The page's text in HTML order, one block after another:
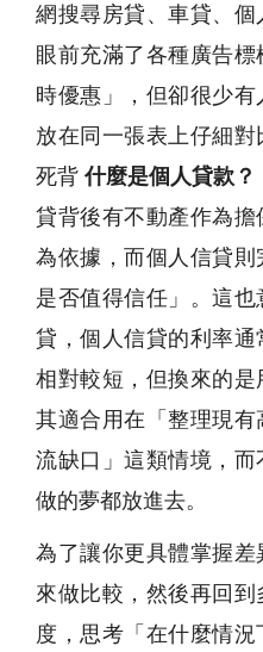
網搜尋房貸、車貸、
眼前充滿了各種廣告
時優惠」，但卻很少有
放在同一張表上仔細
死背什麼是個人貸款？
貸背後有不動產作為
為依據，而個人信貸
是否值得信任」。這
貸，個人信貸的利率
相對較短，但換來的
其適合用在「整理現
流缺口」這類情境，
做的夢都放進去。
為了讓你更具體掌握
來做比較，然後再回
度，思考「在什麼情